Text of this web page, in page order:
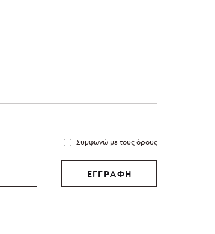
Συμφωνώ με τους όρους
ΕΓΓΡΑΦΗ